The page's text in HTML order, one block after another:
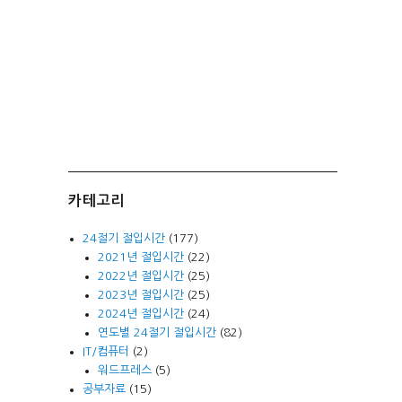
카테고리
24절기 절입시간 (177)
2021년 절입시간(22)
2022년 절입시간(25)
2023년 절입시간(25)
2024년 절입시간(24)
연도별 24절기 절입시간(82)
IT/컴퓨터
(2)
워드프레스(5)
공부자료 (15)